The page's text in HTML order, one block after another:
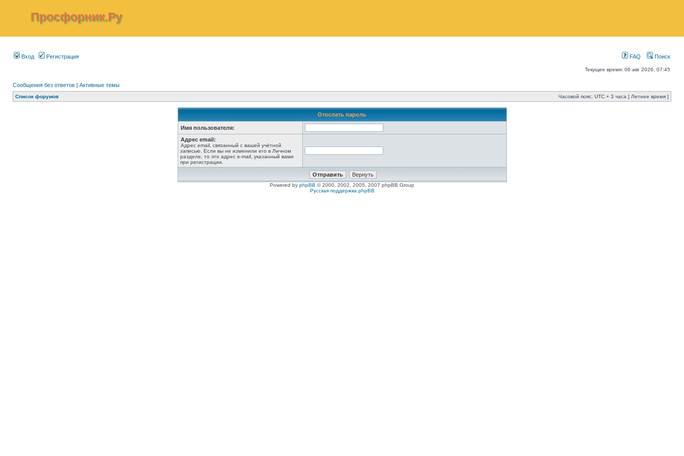
Просфорник.Ру
Вход Регистрация FAQ Поиск
Текущее время: 06 авг 2026, 07:45
Сообщения без ответов | Активные темы
Список форумов Часовой пояс: UTC + 3 часа [ Летнее время ]
Отослать пароль
Имя пользователя:
Адрес email:
Адрес email, связанный с вашей учётной
записью. Если вы не изменили его в Личном
разделе, то это адрес e-mail, указанный вами
при регистрации.
Powered by phpBB © 2000, 2002, 2005, 2007 phpBB Group
Русская поддержка phpBB